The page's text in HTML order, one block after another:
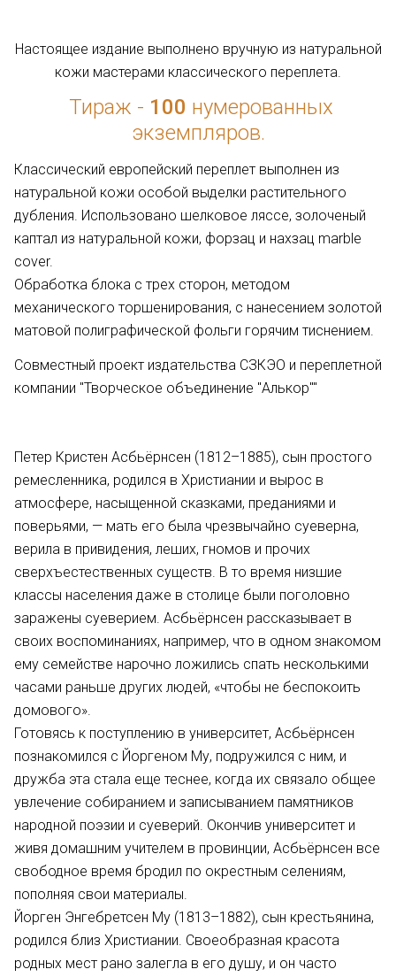
Настоящее издание выполнено вручную из натуральной
кожи мастерами классического переплета.
Тираж - 100 нумерованных
экземпляров.
Классический европейский переплет выполнен из
натуральной кожи особой выделки растительного
дубления. Использовано шелковое ляссе, золоченый
каптал из натуральной кожи, форзац и нахзац marble
cover.
Обработка блока с трех сторон, методом
механического торшенирования, с нанесением золотой
матовой полиграфической фольги горячим тиснением.
Совместный проект издательства СЗКЭО и переплетной
компании "Творческое объединение "Алькор""
Петер Кристен Асбьёрнсен (1812–1885), сын простого
ремесленника, родился в Христиании и вырос в
атмосфере, насыщенной сказками, преданиями и
поверьями, — мать его была чрезвычайно суеверна,
верила в привидения, леших, гномов и прочих
сверхъестественных существ. В то время низшие
классы населения даже в столице были поголовно
заражены суеверием. Асбьёрнсен рассказывает в
своих воспоминаниях, например, что в одном знакомом
ему семействе нарочно ложились спать несколькими
часами раньше других людей, «чтобы не беспокоить
домового».
Готовясь к поступлению в университет, Асбьёрнсен
познакомился с Йоргеном Му, подружился с ним, и
дружба эта стала еще теснее, когда их связало общее
увлечение собиранием и записыванием памятников
народной поэзии и суеверий. Окончив университет и
живя домашним учителем в провинции, Асбьёрнсен все
свободное время бродил по окрестным селениям,
пополняя свои материалы.
Йорген Энгебретсен Mу (1813–1882), сын крестьянина,
родился близ Христиании. Своеобразная красота
родных мест рано залегла в его душу, и он часто